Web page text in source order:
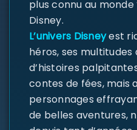
plus connu au monde
Disney.
L’univers Disneyest
héros, ses
d’histoires
contes de fées, mais
personnages
de belles aventures,